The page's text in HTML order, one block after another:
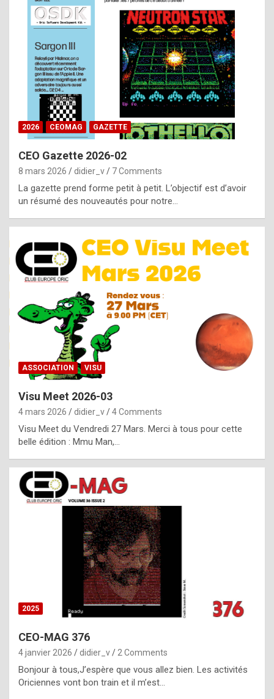
m
m
a
y
b
e
b
y
g
e
n
u
i
n
e
R
o
p
l
c
h
i
s
t
o
r
p
e
c
2026 CEOMAG GAZETTE
CEO Gazette 2026-02
8 mars 2026 didier_v 7 Comments
La gazette prend forme petit à petit. L’objectif est d’avoir
un résumé des nouveautés pour notre…
ASSOCIATION VISU
Visu Meet 2026-03
4 mars 2026 didier_v 4 Comments
Visu Meet du Vendredi 27 Mars. Merci à tous pour cette
belle édition : Mmu Man,…
2025
CEO-MAG 376
4 janvier 2026 didier_v 2 Comments
Bonjour à tous,J’espère que vous allez bien. Les activités
Oriciennes vont bon train et il m’est…